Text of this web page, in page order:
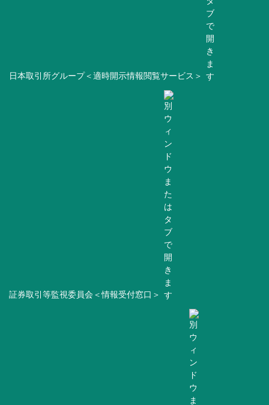
日本取引所グループ＜適時開示情報閲覧サービス＞
証券取引等監視委員会＜情報受付窓口＞